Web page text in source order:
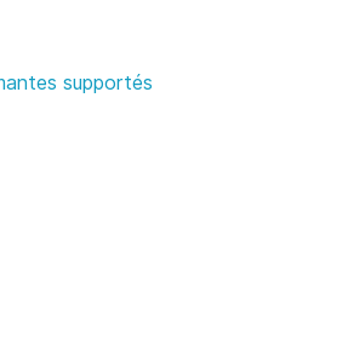
Support
supportés